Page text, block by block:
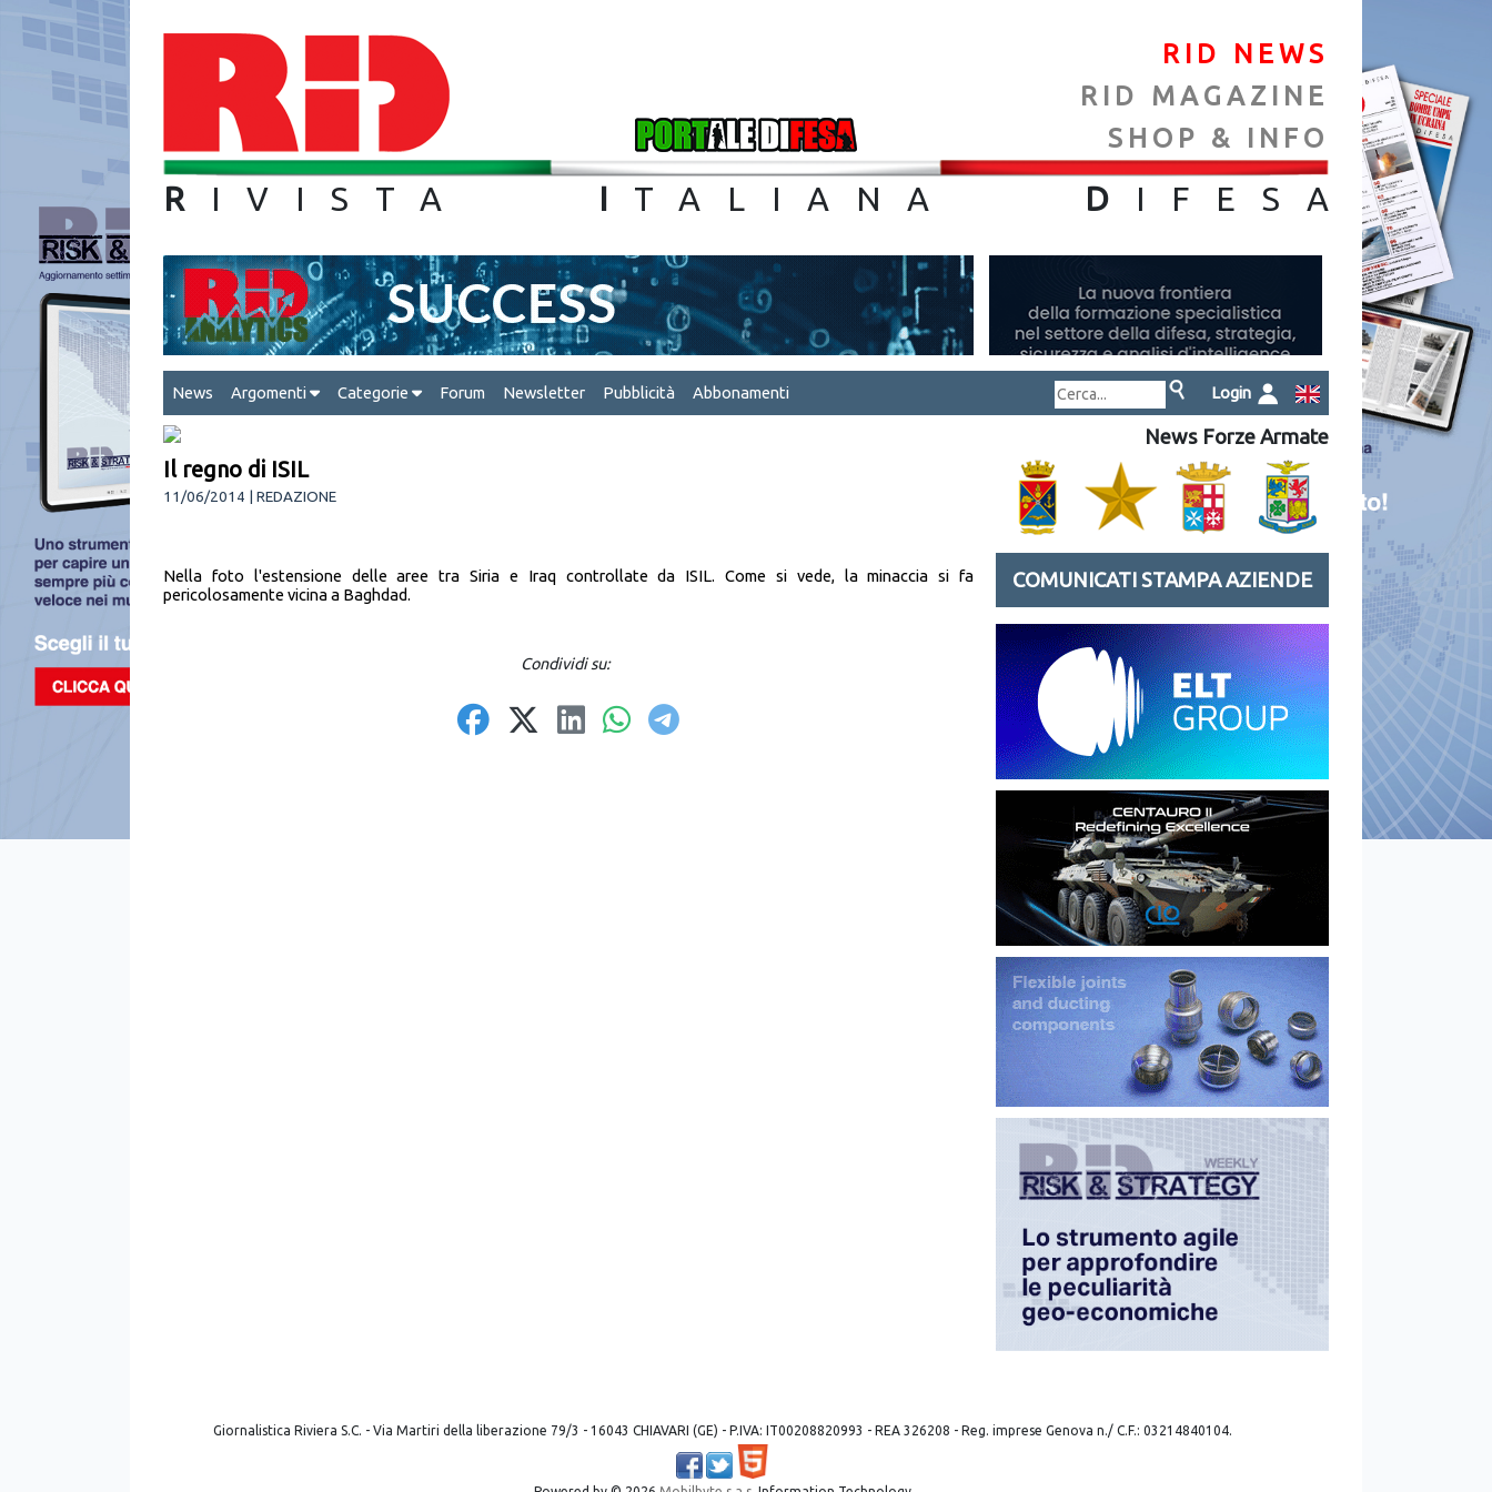
RID NEWS
RID MAGAZINE
SHOP & INFO
R IVISTA I TALIANA D IFES A
News Argomenti Categorie Forum Newsletter Pubblicità Abbonamenti Login
Il regno di ISIL
11/06/2014 | REDAZIONE
Nella foto l'estensione delle aree tra Siria e Iraq controllate da ISIL. Come si vede, la minaccia si fa
pericolosamente vicina a Baghdad.
Condividi su:
News Forze Armate
COMUNICATI STAMPA AZIENDE
Giornalistica Riviera S.C. - Via Martiri della liberazione 79/3 - 16043 CHIAVARI (GE) - P.IVA: IT00208820993 - REA 326208 - Reg. imprese Genova n./ C.F.: 03214840104.